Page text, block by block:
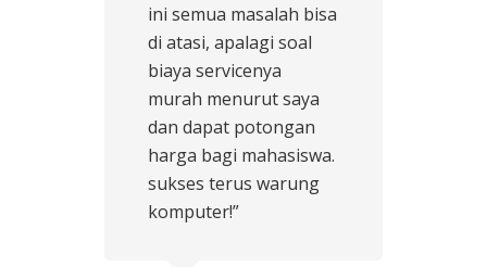
ini semua masalah bisa
di atasi, apalagi soal
biaya servicenya
murah menurut saya
dan dapat potongan
harga bagi mahasiswa.
sukses terus warung
komputer!”